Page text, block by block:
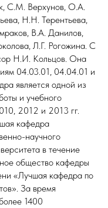
С.М. Верхунов, О.А.
Н.Н. Терентьева,
В.А. Данилов,
Л.Г. Рогожина. С
Н.И. Кольцов. Она
04.03.01, 04.04.01 и
является одной из
и учебного
2012 и 2013 гг.
кафедра
научного
в течение
общество кафедры
«Лучшая кафедра по
За время
1400